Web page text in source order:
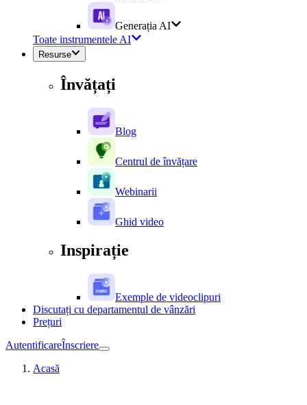
Generația AI
Toate instrumentele AI
Resurse
Învățați
Blog
Centrul de învățare
Webinarii
Ghid video
Inspirație
Exemple de videoclipuri
Discutați cu departamentul de vânzări
Prețuri
AutentificareÎnscriere
Acasă